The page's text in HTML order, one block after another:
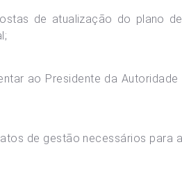
de atualização do plano
ao Presidente da
de gestão necessários para